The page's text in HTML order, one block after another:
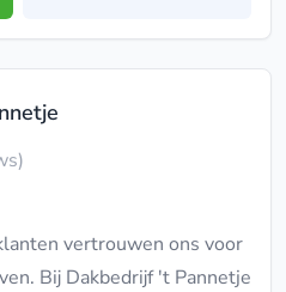
vertrouwen ons voor
Bij Dakbedrijf 't Pannetje